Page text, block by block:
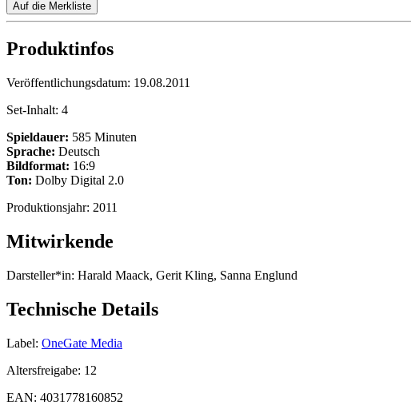
Auf die Merkliste
Produktinfos
Veröffentlichungsdatum: 19.08.2011
Set-Inhalt: 4
Spieldauer: 585 Minuten
Sprache: Deutsch
Bildformat: 16:9
Ton: Dolby Digital 2.0
Produktionsjahr: 2011
Mitwirkende
Darsteller*in: Harald Maack, Gerit Kling, Sanna Englund
Technische Details
Label: OneGate Media
Altersfreigabe: 12
EAN: 4031778160852